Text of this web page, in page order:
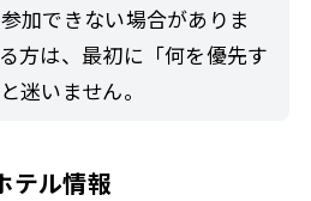
加できない場合がありま
方は、最初に「何を優先す
迷いません。
テル情報